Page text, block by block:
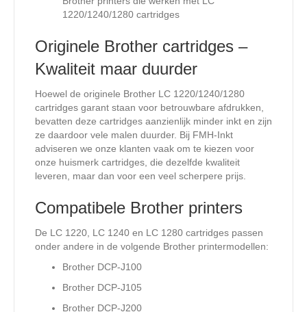
1220/1240/1280 cartridges
Originele Brother cartridges –
Kwaliteit maar duurder
Hoewel de originele Brother LC 1220/1240/1280
cartridges garant staan voor betrouwbare afdrukken,
bevatten deze cartridges aanzienlijk minder inkt en zijn
ze daardoor vele malen duurder. Bij FMH-Inkt
adviseren we onze klanten vaak om te kiezen voor
onze huismerk cartridges, die dezelfde kwaliteit
leveren, maar dan voor een veel scherpere prijs.
Compatibele Brother printers
De LC 1220, LC 1240 en LC 1280 cartridges passen
onder andere in de volgende Brother printermodellen:
Brother DCP-J100
Brother DCP-J105
Brother DCP-J200